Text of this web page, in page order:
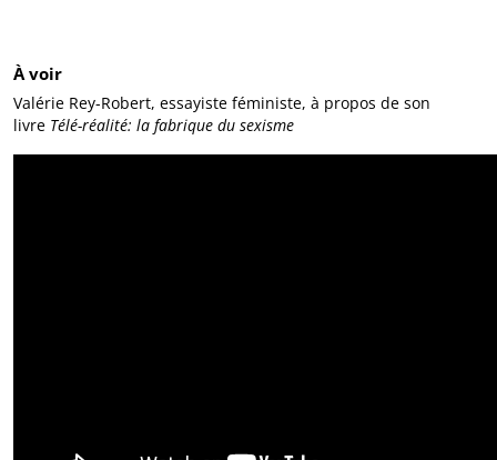
À voir
Valérie Rey-Robert, essayiste féministe, à propos de son
livre Télé-réalité: la fabrique du sexisme